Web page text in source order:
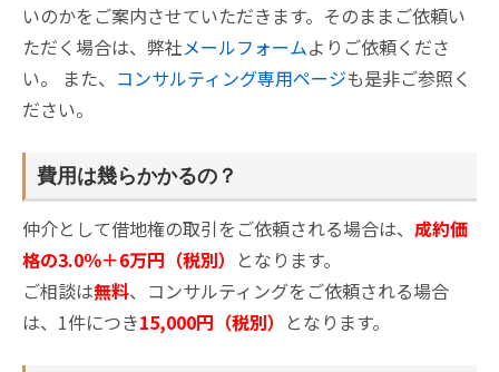
いのかをご案内させていただきます。そのままご依頼い
ただく場合は、弊社メールフォームよりご依頼くださ
い。 また、 コンサルティング専用ページも是非ご参照く
ださい。
費用は幾らかかるの？
仲介として借地権の取引をご依頼される場合は、 成約価
格の3.0％＋6万円（税別） となります。
ご相談は無料、コンサルティングをご依頼される場合
は、1件につき15,000円（税別） となります。